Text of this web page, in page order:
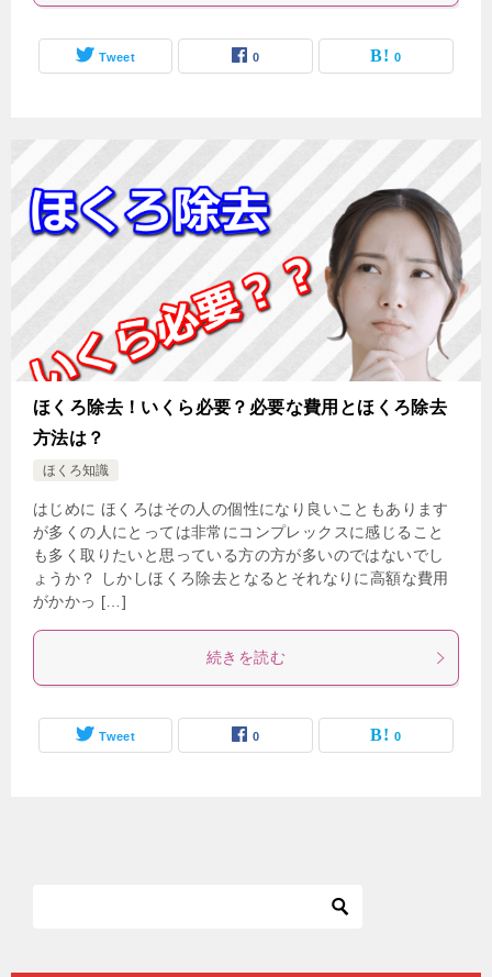
Tweet 0 0
ほくろ除去！いくら必要？必要な費用とほくろ除去
方法は？
ほくろ知識
はじめに ほくろはその人の個性になり良いこともあります
が多くの人にとっては非常にコンプレックスに感じること
も多く取りたいと思っている方の方が多いのではないでし
ょうか？ しかしほくろ除去となるとそれなりに高額な費用
がかかっ […]
続きを読む
Tweet 0 0